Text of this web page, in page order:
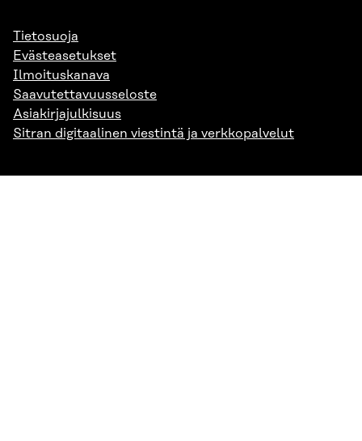
Tietosuoja
Evästeasetukset
Ilmoituskanava
Saavutettavuusseloste
Asiakirjajulkisuus
Sitran digitaalinen viestintä ja verkkopalvelut